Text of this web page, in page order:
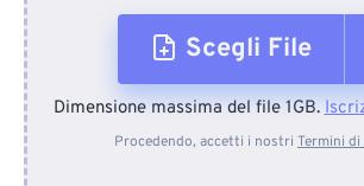
Scegli File
Dal dispositivo
Dimensione massima del file 1GB.
Procedendo, accetti i nostri Termini